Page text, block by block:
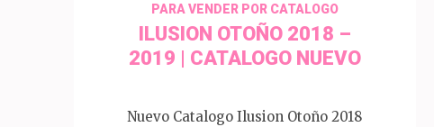
PARA VENDER POR CATALOGO
ILUSION OTOÑO 2018 –
2019 | CATALOGO NUEVO
Nuevo Catalogo Ilusion Otoño 2018